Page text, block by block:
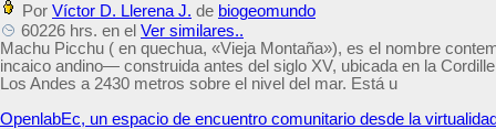
Por Víctor D. Llerena J. de biogeomundo
60226 hrs. en el Ver similares..
Machu Picchu ( en quechua, «Vieja Montaña»), es el nombre
incaico andino— construida antes del siglo XV, ubicada en la
Los Andes a 2430 metros sobre el nivel del mar. Está u
OpenlabEc, un espacio de encuentro comunitario desde la